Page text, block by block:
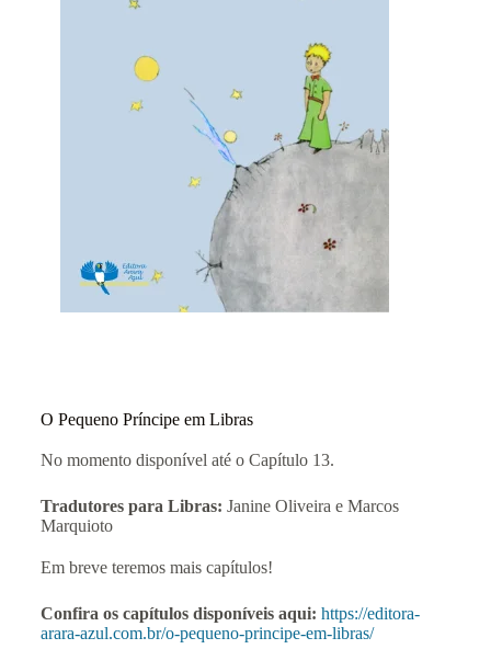
O Pequeno Príncipe em Libras
No momento disponível até o Capítulo 13.
Tradutores para Libras: Janine Oliveira e Marcos
Marquioto
Em breve teremos mais capítulos!
Confira os capítulos disponíveis aqui: https://editora-
arara-azul.com.br/o-pequeno-principe-em-libras/